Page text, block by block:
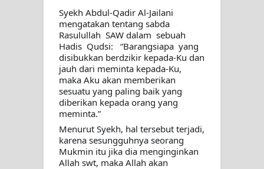
Pada Pakaian, Tetapi Pada Qalbi"
Secara Biologis Manusia itu Sama,
Dengan Tingkat Kesadaran yang
Berbeda
WAHDATUL WUJUD, WAHDATU
SYUHUD, DAN MANUNGGALING
KAWULA GUSTI
Syekh Abdul-Qadir Al-Jailani
mengatakan tentang sabda
Rasulullah  SAW dalam  sebuah
Hadis  Qudsi:   “Barangsiapa  yang
disibukkan berdzikir kepada-Ku dan
jauh dari meminta kepada-Ku,
maka Aku akan memberikan
sesuatu yang paling baik yang
diberikan kepada orang yang
meminta.”
Menurut Syekh, hal tersebut terjadi,
karena sesungguhnya seorang
Mukmin itu jika dia menginginkan
Allah swt, maka Allah akan